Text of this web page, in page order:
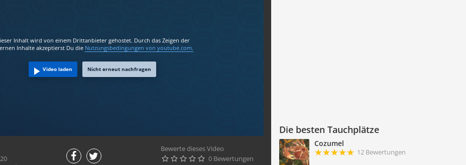
Die besten Tauchplätze
Cozumel
12 Bewertungen
Inhalt wird von einem Drittanbieter gehostet. Durch das Zeigen der
Inhalte akzeptierst Du die Nutzungsbedingungen von youtube.com.
Video laden Nicht erneut nachfragen
Bewerte dieses Video
     0 Bewertungen